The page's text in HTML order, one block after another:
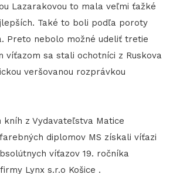
Lazarakovou to mala veľmi ťažké
Také to boli podľa poroty
Preto nebolo možné udeliť tretie
víťazom sa stali ochotníci z Ruskova
veršovanou rozprávkou
kníh z Vydavateľstva Matice
diplomov MS získali víťazi
víťazov 19. ročníka
Lynx s.r.o Košice .